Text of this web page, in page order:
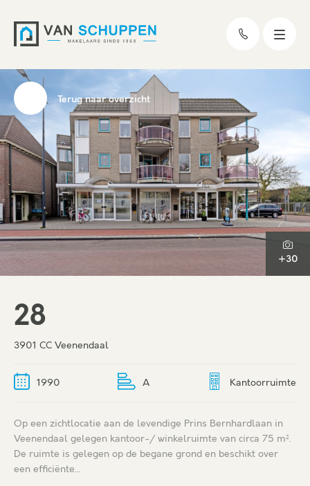
+30
Terug naar overzicht
28
3901 CC Veenendaal
1990 A Kantoorruimte
Op een zichtlocatie aan de levendige Prins Bernhardlaan in
Veenendaal gelegen kantoor-/ winkelruimte van circa 75 m².
De ruimte is gelegen op de begane grond en beschikt over
een efficiënte…